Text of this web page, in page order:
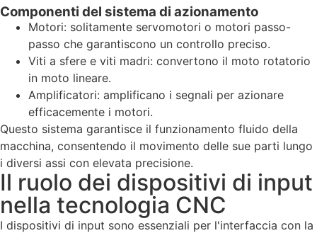
Componenti del sistema di azionamento
Motori: solitamente servomotori o motori passo-
passo che garantiscono un controllo preciso.
Viti a sfere e viti madri: convertono il moto rotatorio
in moto lineare.
Amplificatori: amplificano i segnali per azionare
efficacemente i motori.
Questo sistema garantisce il funzionamento fluido della
macchina, consentendo il movimento delle sue parti lungo
i diversi assi con elevata precisione.
Il ruolo dei dispositivi di input
nella tecnologia CNC
I dispositivi di input sono essenziali per l'interfaccia con la